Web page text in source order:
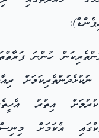
ހުންނަ
އިތުރު
އެކަމަށް